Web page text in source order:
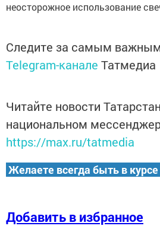
неосторожное использование
Следите за самым
Telegram-канале Татмедиа
Читайте новости
национальном
https://max.ru/tatmedia
Желаете всегда быть в
Добавить в избранное